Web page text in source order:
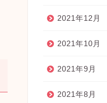
2021年12月
2021年10月
2021年9月
2021年8月